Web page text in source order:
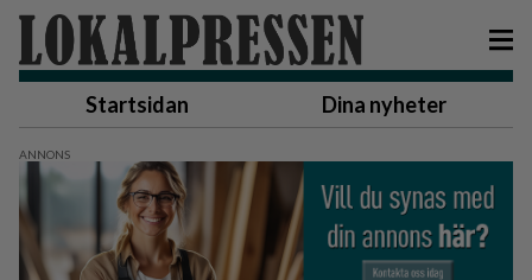
Startsidan Dina nyheter